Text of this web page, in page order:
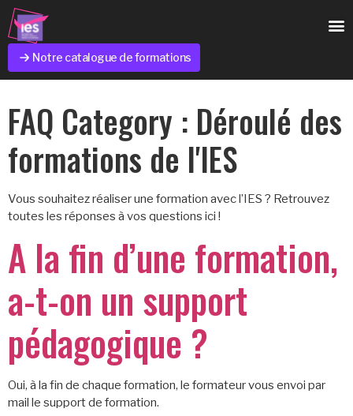
Notre catalogue de formations
FAQ Category : Déroulé des
formations de l'IES
Vous souhaitez réaliser une formation avec l’IES ? Retrouvez
toutes les réponses à vos questions ici !
A la fin d’une formation,
a-t-on un support
pédagogique ?
Oui, à la fin de chaque formation, le formateur vous envoi par
mail le support de formation.